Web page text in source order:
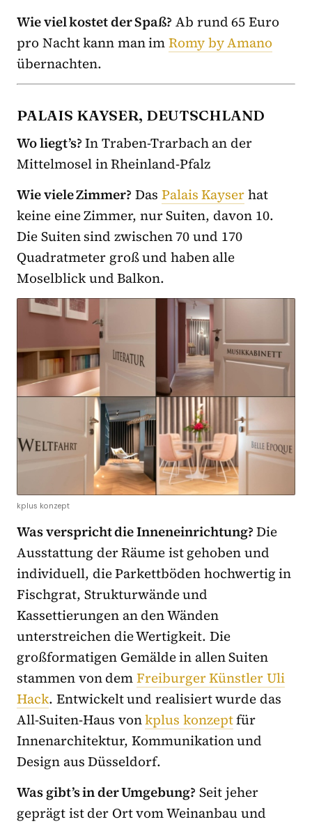
Wie viel kostet der Spaß? Ab rund 65 Euro
pro Nacht kann man imRomy by Amano
übernachten.
PALAIS KAYSER, DEUTSCHLAND
Wo liegt’s?In Traben-Trarbach an der
Mittelmosel in Rheinland-Pfalz
Wie viele Zimmer? Das Palais Kayserhat
keine eine Zimmer, nur Suiten, davon 10.
Die Suiten sind zwischen 70 und 170
Quadratmeter groß und haben alle
Moselblick und Balkon.
kplus konzept
Was verspricht die Inneneinrichtung?Die
Ausstattung der Räume ist gehoben und
individuell, die Parkettböden hochwertig in
Fischgrat, Strukturwände und
Kassettierungen an den Wänden
unterstreichen die Wertigkeit. Die
großformatigen Gemälde in allen Suiten
stammen von demFreiburger Künstler Uli
Hack. Entwickelt und realisiert wurde das
All-Suiten-Haus vonkplus konzeptfür
Innenarchitektur, Kommunikation und
Design aus Düsseldorf.
Was gibt’s in der Umgebung? Seit jeher
geprägt ist der Ort vom Weinanbau und